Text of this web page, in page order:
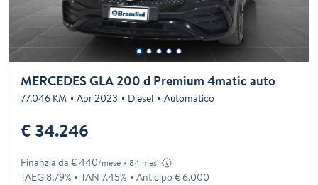
MERCEDES GLA 200 d Premium 4matic auto
77.046 KM Apr 2023 Diesel Automatico
€ 34.246
Finanzia da € 440/mese x 84 mesi
TAEG 8.79% TAN 7.45% Anticipo € 6.000